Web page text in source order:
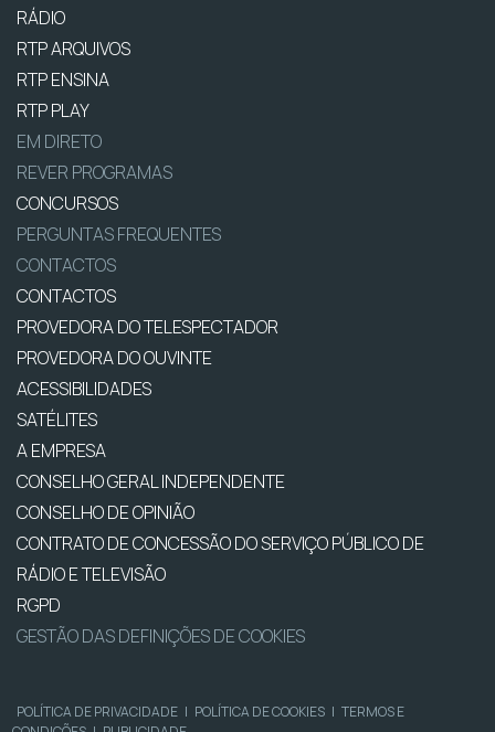
RÁDIO
RTP ARQUIVOS
RTP ENSINA
RTP PLAY
EM DIRETO
REVER PROGRAMAS
CONCURSOS
PERGUNTAS FREQUENTES
CONTACTOS
CONTACTOS
PROVEDORA DO TELESPECTADOR
PROVEDORA DO OUVINTE
ACESSIBILIDADES
SATÉLITES
A EMPRESA
CONSELHO GERAL INDEPENDENTE
CONSELHO DE OPINIÃO
CONTRATO DE CONCESSÃO DO SERVIÇO PÚBLICO DE
RÁDIO E TELEVISÃO
RGPD
GESTÃO DAS DEFINIÇÕES DE COOKIES
POLÍTICA DE PRIVACIDADE | POLÍTICA DE COOKIES | TERMOS E